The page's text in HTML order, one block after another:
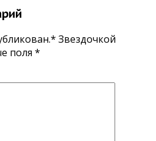
Звездочкой
поля *